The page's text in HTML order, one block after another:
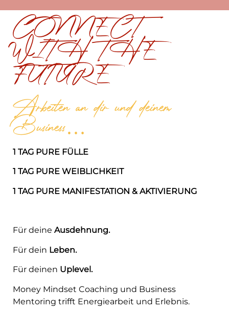
CONNECT
WITH THE
FUTURE
Arbeiten an dir und deinem
Business…
1 TAG PURE FÜLLE
1 TAG PURE WEIBLICHKEIT
1 TAG PURE MANIFESTATION & AKTIVIERUNG
Für deine Ausdehnung.
Für dein Leben.
Für deinen Uplevel.
Money Mindset Coaching und Business
Mentoring trifft Energiearbeit und Erlebnis.